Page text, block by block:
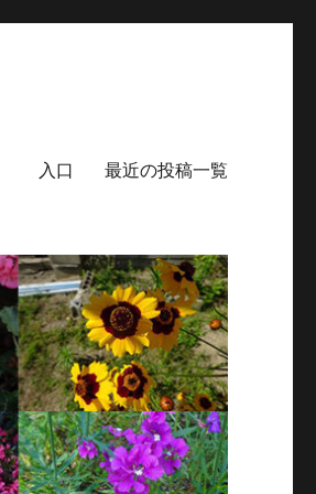
入口 最近の投稿一覧